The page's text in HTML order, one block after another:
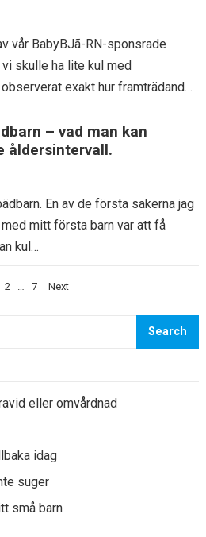
vår BabyBJã-RN-sponsrade
skulle ha lite kul med
exakt hur framträdande
– vad man kan
åldersintervall.
En av de första sakerna jag
mitt första barn var att få
kul…
2 … 7 Next
Search
eller omvårdnad
idag
suger
små barn